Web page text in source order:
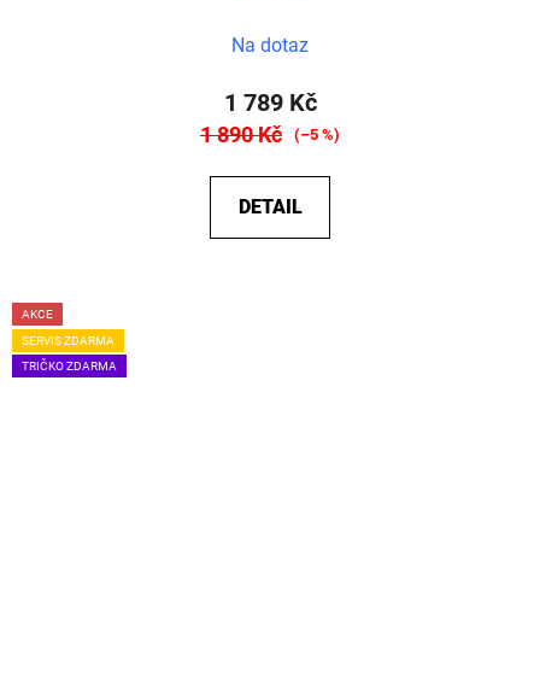
Na dotaz
1 789 Kč
1 890 Kč (–5 %)
DETAIL
AKCE
SERVIS ZDARMA
TRIČKO ZDARMA